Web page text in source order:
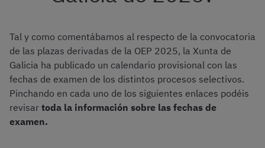
Tal y como comentábamos al respecto de la convocatoria
de las plazas derivadas de la OEP 2025, la Xunta de
Galicia ha publicado un calendario provisional con las
fechas de examen de los distintos procesos selectivos.
Pinchando en cada uno de los siguientes enlaces podéis
revisar toda la información sobre las fechas de
examen.